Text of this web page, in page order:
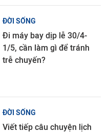
ĐỜI SỐNG
Đi máy bay dịp lễ 30/4-
1/5, cần làm gì để tránh
trễ chuyến?
ĐỜI SỐNG
Viết tiếp câu chuyện lịch